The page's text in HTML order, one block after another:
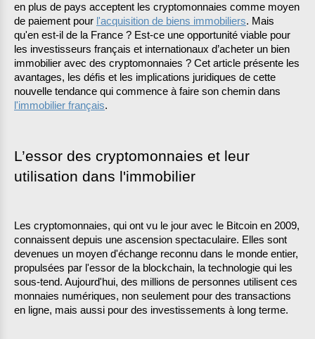
en plus de pays acceptent les cryptomonnaies comme moyen
de paiement pour l'acquisition de biens immobiliers. Mais
qu'en est-il de la France ? Est-ce une opportunité viable pour
les investisseurs français et internationaux d’acheter un bien
immobilier avec des cryptomonnaies ? Cet article présente les
avantages, les défis et les implications juridiques de cette
l'immobilier français.
L’essor des cryptomonnaies et leur
utilisation dans l'immobilier
Les cryptomonnaies, qui ont vu le jour avec le Bitcoin en 2009,
connaissent depuis une ascension spectaculaire. Elles sont
devenues un moyen d'échange reconnu dans le monde entier,
propulsées par l'essor de la blockchain, la technologie qui les
sous-tend. Aujourd'hui, des millions de personnes utilisent ces
monnaies numériques, non seulement pour des transactions
en ligne, mais aussi pour des investissements à long terme.